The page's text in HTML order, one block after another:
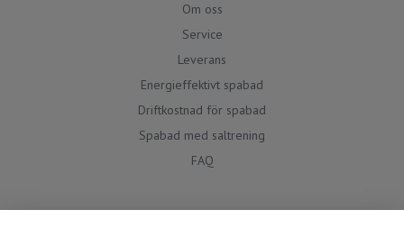
Om oss
Service
Leverans
Energieffektivt spabad
Driftkostnad för spabad
Spabad med saltrening
FAQ